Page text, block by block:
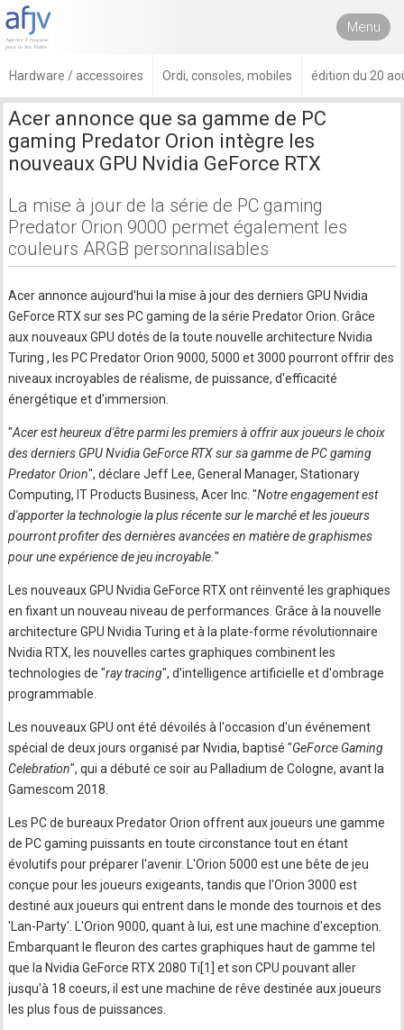
Menu
Hardware / accessoires Ordi, consoles, mobiles édition du 20
Acer annonce que sa gamme de PC
gaming Predator Orion intègre les
nouveaux GPU Nvidia GeForce RTX
La mise à jour de la série de PC gaming
Predator Orion 9000 permet également les
couleurs ARGB personnalisables
Acer annonce aujourd'hui la mise à jour des derniers GPU Nvidia
GeForce RTX sur ses PC gaming de la série Predator Orion. Grâce
aux nouveaux GPU dotés de la toute nouvelle architecture Nvidia
Turing , les PC Predator Orion 9000, 5000 et 3000 pourront offrir des
niveaux incroyables de réalisme, de puissance, d'efficacité
énergétique et d'immersion.
"Acer est heureux d'être parmi les premiers à offrir aux joueurs le choix
des derniers GPU Nvidia GeForce RTX sur sa gamme de PC gaming
Predator Orion", déclare Jeff Lee, General Manager, Stationary
Computing, IT Products Business, Acer Inc. "Notre engagement est
d'apporter la technologie la plus récente sur le marché et les joueurs
pourront profiter des dernières avancées en matière de graphismes
pour une expérience de jeu incroyable."
Les nouveaux GPU Nvidia GeForce RTX ont réinventé les graphiques
en fixant un nouveau niveau de performances. Grâce à la nouvelle
architecture GPU Nvidia Turing et à la plate-forme révolutionnaire
Nvidia RTX, les nouvelles cartes graphiques combinent les
technologies de "ray tracing", d'intelligence artificielle et d'ombrage
programmable.
Les nouveaux GPU ont été dévoilés à l'occasion d'un événement
spécial de deux jours organisé par Nvidia, baptisé "GeForce Gaming
Celebration", qui a débuté ce soir au Palladium de Cologne, avant la
Gamescom 2018.
Les PC de bureaux Predator Orion offrent aux joueurs une gamme
de PC gaming puissants en toute circonstance tout en étant
évolutifs pour préparer l'avenir. L'Orion 5000 est une bête de jeu
conçue pour les joueurs exigeants, tandis que l'Orion 3000 est
destiné aux joueurs qui entrent dans le monde des tournois et des
'Lan-Party'. L'Orion 9000, quant à lui, est une machine d'exception.
Embarquant le fleuron des cartes graphiques haut de gamme tel
que la Nvidia GeForce RTX 2080 Ti[1] et son CPU pouvant aller
jusqu'à 18 coeurs, il est une machine de rêve destinée aux joueurs
les plus fous de puissances.